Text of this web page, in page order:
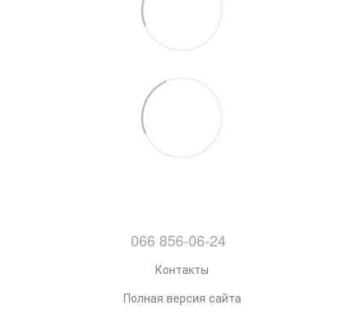
066 856-06-24
Контакты
Полная версия сайта